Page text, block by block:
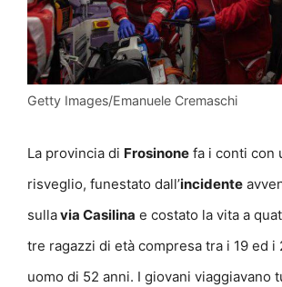
Getty Images/Emanuele Cremaschi
La provincia di Frosinone fa i conti con
risveglio, funestato dall’incidente
sullavia Casilina e costato la vita a
tre ragazzi di età compresa tra i 19 ed i
uomo di 52 anni. I giovani viaggiavano